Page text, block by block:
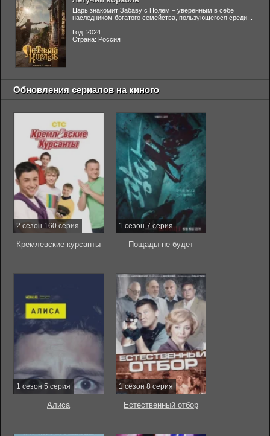
Царь знакомит Забаву с Полем – уверенным в себе
наследником богатого семейства, пользующегося среди...
Год: 2024
Страна: Россия
Обновления сериалов на киного
2 сезон 160 серия
Кремлевские курсанты
1 сезон 7 серия
Пощады не будет
1 сезон 5 серия
Алиса
1 сезон 8 серия
Естественный отбор